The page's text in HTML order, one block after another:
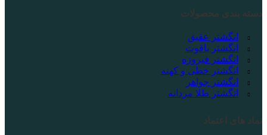
دسته بندی محصولات
انگشتر عقیق
انگشتر یاقوت
انگشتر فیروزه
انگشتر خطی و کهنه
انگشتر جواهر
انگشتر طلا مردانه
نماد های اعتماد